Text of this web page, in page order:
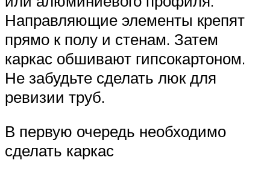
Направляющие элементы крепят
прямо к полу и стенам. Затем
каркас обшивают гипсокартоном.
Не забудьте сделать люк для
ревизии труб.
В первую очередь необходимо
сделать каркас